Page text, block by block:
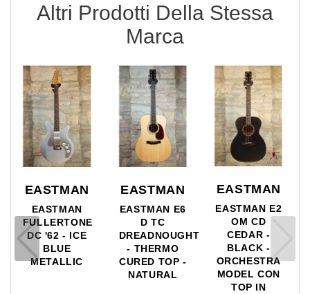
Altri Prodotti Della Stessa
Marca
EASTMAN
EASTMAN
FULLERTONE
DC '62 - ICE
BLUE
METALLIC
EASTMAN
EASTMAN E6
D TC
DREADNOUGHT
- THERMO
CURED TOP -
NATURAL
EASTMAN
EASTMAN E2
OM CD
CEDAR -
BLACK -
ORCHESTRA
MODEL CON
TOP IN